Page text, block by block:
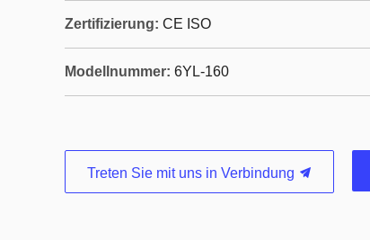
Zertifizierung: CE ISO
Modellnummer: 6YL-160
Treten Sie mit uns in Verbindung